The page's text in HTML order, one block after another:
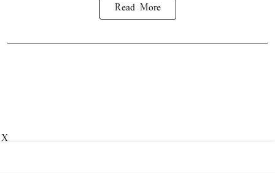
Read More
X